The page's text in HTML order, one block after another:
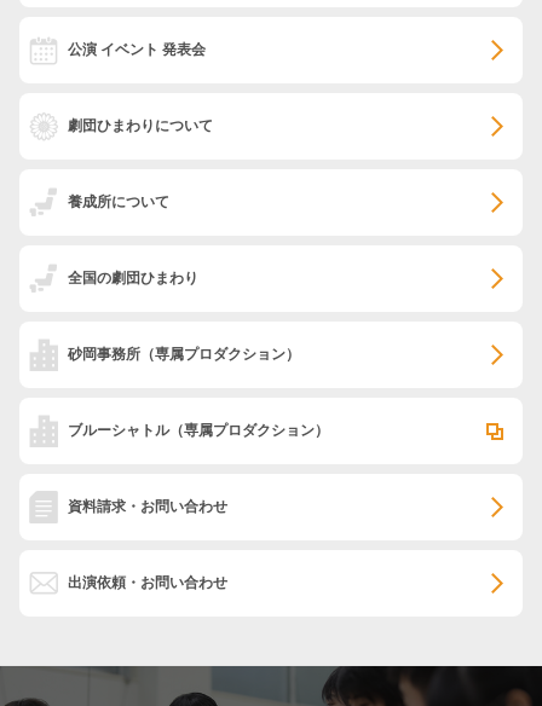
公演 イベント 発表会
劇団ひまわりについて
養成所について
全国の劇団ひまわり
砂岡事務所 （専属プロダクション）
ブルーシャトル（専属プロダクション）
資料請求・お問い合わせ
出演依頼・お問い合わせ